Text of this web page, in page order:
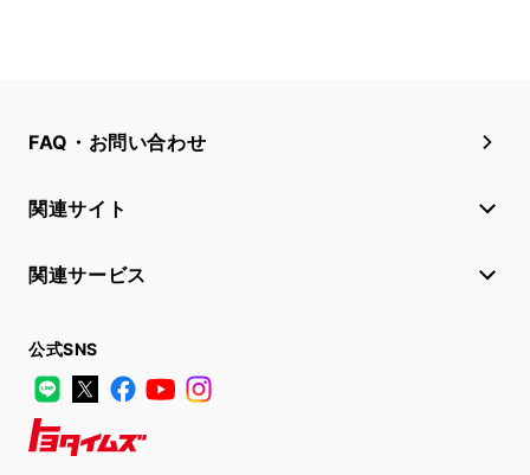
FAQ・お問い合わせ
関連サイト
関連サービス
公式SNS
LINE
X FacebookYouTube